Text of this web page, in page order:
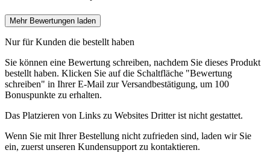
Mehr Bewertungen laden
Nur für Kunden die bestellt haben
Sie können eine Bewertung schreiben, nachdem Sie dieses Produkt
bestellt haben. Klicken Sie auf die Schaltfläche "Bewertung
schreiben" in Ihrer E-Mail zur Versandbestätigung, um 100
Bonuspunkte zu erhalten.
Das Platzieren von Links zu Websites Dritter ist nicht gestattet.
Wenn Sie mit Ihrer Bestellung nicht zufrieden sind, laden wir Sie
ein, zuerst unseren Kundensupport zu kontaktieren.